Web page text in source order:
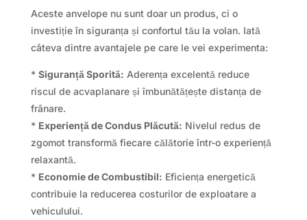
Aceste anvelope nu sunt doar un produs, ci o
investiție în siguranța și confortul tău la volan. Iată
câteva dintre avantajele pe care le vei experimenta:
* Siguranță Sporită: Aderența excelentă reduce
riscul de acvaplanare și îmbunătățește distanța de
frânare.
* Experiență de Condus Plăcută: Nivelul redus de
zgomot transformă fiecare călătorie într-o experiență
relaxantă.
* Economie de Combustibil: Eficiența energetică
contribuie la reducerea costurilor de exploatare a
vehiculului.